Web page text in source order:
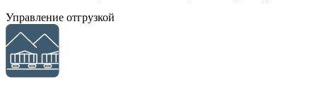
Управление отгрузкой